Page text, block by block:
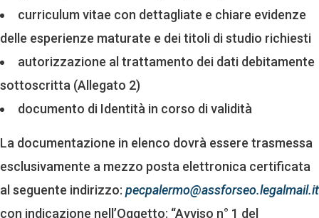
curriculum vitae con dettagliate e chiare evidenze
delle esperienze maturate e dei titoli di studio richiesti
autorizzazione al trattamento dei dati debitamente
sottoscritta (Allegato 2)
documento di Identità in corso di validità
La documentazione in elenco dovrà essere trasmessa
esclusivamente a mezzo posta elettronica certificata
al seguente indirizzo: pecpalermo@assforseo.legalmail.it
con indicazione nell’Oggetto: “Avviso n° 1 del